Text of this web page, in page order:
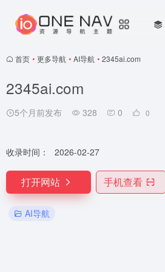
首页 • 更多导航 • AI导航 • 2345ai.com
2345ai.com
5个月前发布 328 0 0
收录时间： 2026-02-27
打开网站 手机查看
AI导航